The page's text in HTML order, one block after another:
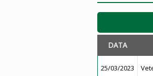
DATA
25/03/2023